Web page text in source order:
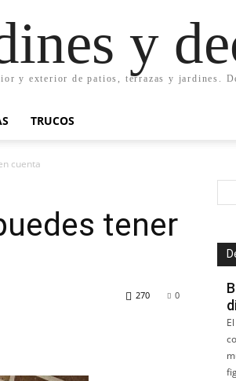
y
y exterior de patios, terrazas y jardines.
TRUCOS
cuenta
tener
0
270